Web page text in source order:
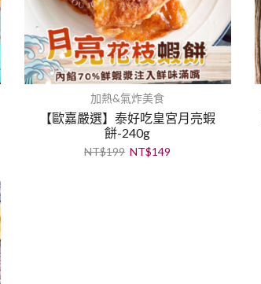
加熱&氣炸美食
【歐嘉嚴選】泰好吃皇宮月亮蝦
餅-240g
NT$199 NT$149